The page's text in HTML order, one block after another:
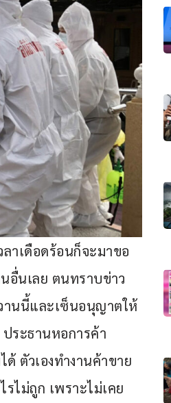
าเดือดร้อนก็จะมาขอ
อื่นเลย ตนทราบข่าว
านนี้และเซ็นอนุญาตให้
ระธานหอการค้า
ตัวเองทำงานค้าขาย
ไม่ถูก เพราะไม่เคย